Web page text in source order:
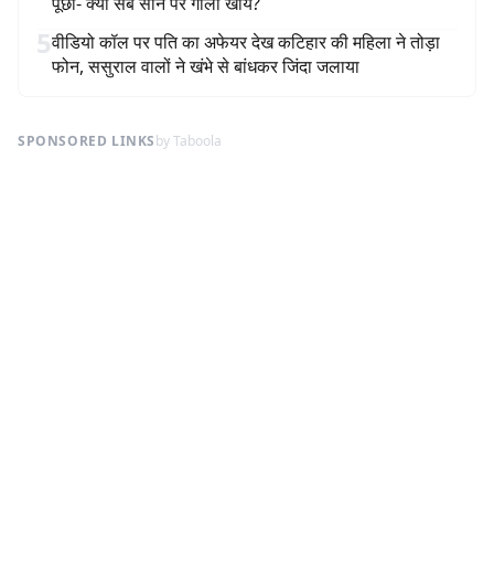
5वीडियो कॉल पर पति का अफेयर देख कटिहार की महिला ने तोड़ा
फोन, ससुराल वालों ने खंभे से बांधकर जिंदा जलाया
SPONSORED LINKSby Taboola